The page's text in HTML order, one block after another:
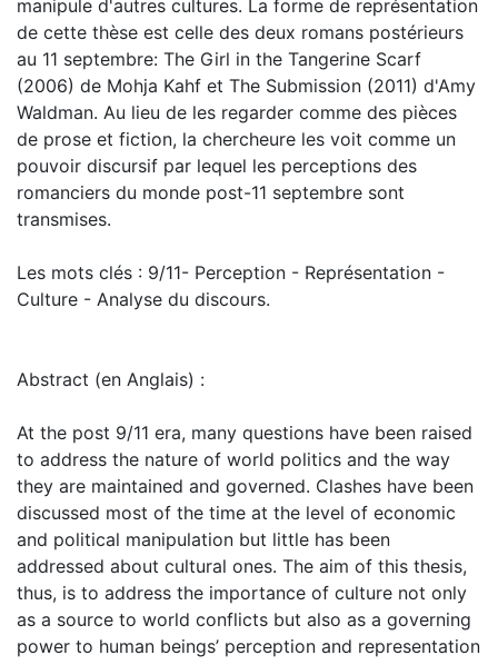
manipule d'autres cultures. La forme de représentation
de cette thèse est celle des deux romans postérieurs
au 11 septembre: The Girl in the Tangerine Scarf
(2006) de Mohja Kahf et The Submission (2011) d'Amy
Waldman. Au lieu de les regarder comme des pièces
de prose et fiction, la chercheure les voit comme un
pouvoir discursif par lequel les perceptions des
romanciers du monde post-11 septembre sont
transmises.
Les mots clés : 9/11- Perception - Représentation -
Culture - Analyse du discours.
Abstract (en Anglais) :
At the post 9/11 era, many questions have been raised
to address the nature of world politics and the way
they are maintained and governed. Clashes have been
discussed most of the time at the level of economic
and political manipulation but little has been
addressed about cultural ones. The aim of this thesis,
thus, is to address the importance of culture not only
as a source to world conflicts but also as a governing
power to human beings’ perception and representation